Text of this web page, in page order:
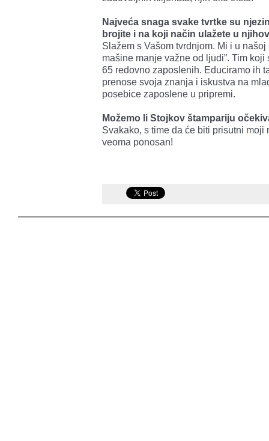
Najveća snaga svake tvrtke su
brojite i na koji način ulažete u
Slažem s Vašom tvrdnjom. Mi i u
mašine manje važne od ljudi”. Tim
65 redovno zaposlenih. Educiramo ih
prenose svoja znanja i iskustva na
posebice zaposlene u pripremi.
Možemo li Stojkov štampariju
Svakako, s time da će biti prisutni
veoma ponosan!